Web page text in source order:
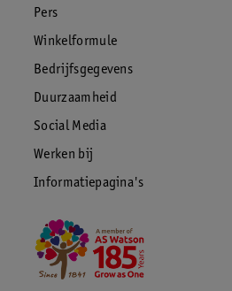
Pers
Winkelformule
Bedrijfsgegevens
Duurzaamheid
Social Media
Werken bij
Informatiepagina's